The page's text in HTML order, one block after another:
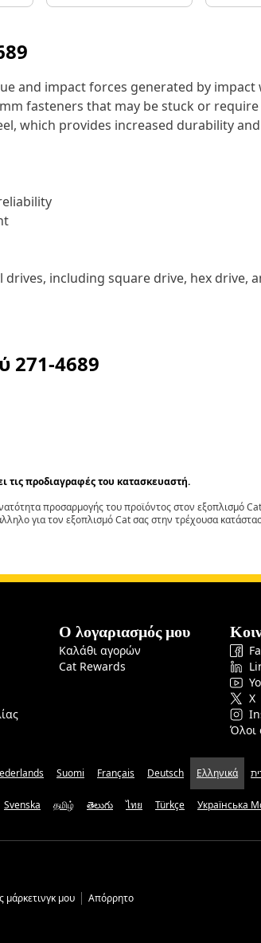
and impact forces generated by
fasteners that may be stuck or
which provides increased durability
including square drive, hex drive,
271-4689
τις προδιαγραφές του κατασκευαστή.
προσαρμογής του προϊόντος στον εξοπλισμό
για τον εξοπλισμό Cat σας στην τρέχουσα
Ο λογαριασμός μου
Καλάθι αγορών
Cat Rewards
X
Όλοι
Suomi Français Deutsch Ελληνικά
Svenska தமிழ் తెలుగు ไทย Türkçe Українська
μάρκετινγκ μου Απόρρητο